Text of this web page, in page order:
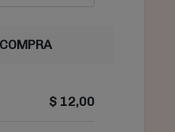
$ 12,00